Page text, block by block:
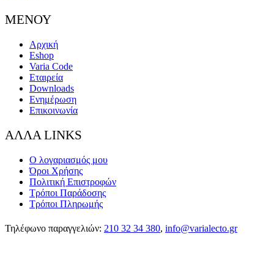
ΜΕΝΟΥ
Αρχική
Eshop
Varia Code
Εταιρεία
Downloads
Ενημέρωση
Επικοινωνία
ΑΛΛΑ LINKS
Ο λογαριασμός μου
Όροι Χρήσης
Πολιτική Επιστροφών
Τρόποι Παράδοσης
Τρόποι Πληρωμής
Τηλέφωνο παραγγελιών: 210 32 34 380, info@varialecto.gr